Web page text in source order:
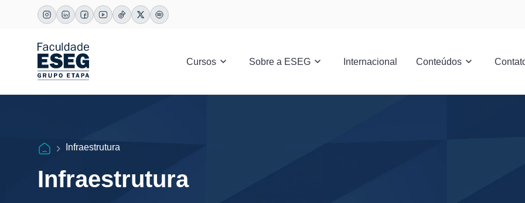
Cursos Sobre a ESEG Internacional Conteúdos
Infraestrutura
Infraestrutura